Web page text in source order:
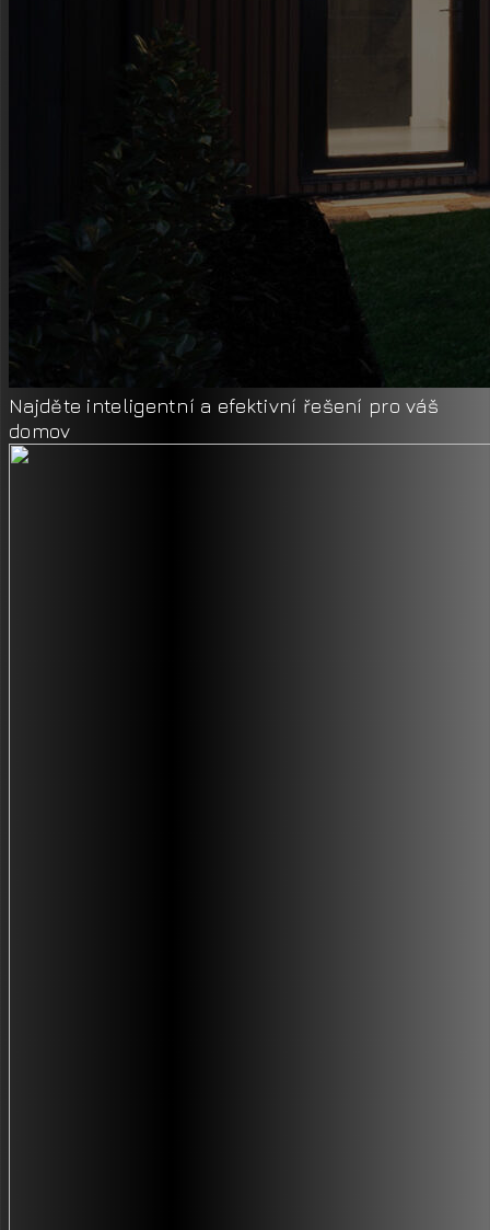
Najděte inteligentní a efektivní řešení pro váš
domov